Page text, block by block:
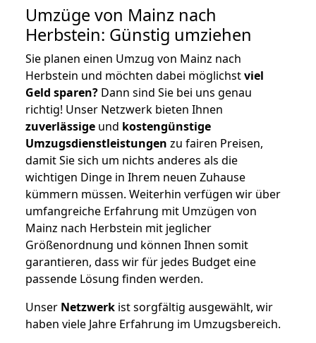
Umzüge von Mainz nach
Herbstein: Günstig umziehen
Sie planen einen Umzug von Mainz nach
Herbstein und möchten dabei möglichstviel
Geld sparen? Dann sind Sie bei uns genau
richtig! Unser Netzwerk bieten Ihnen
zuverlässige und kostengünstige
Umzugsdienstleistungen zu fairen Preisen,
damit Sie sich um nichts anderes als die
wichtigen Dinge in Ihrem neuen Zuhause
kümmern müssen. Weiterhin verfügen wir über
umfangreiche Erfahrung mit Umzügen von
Mainz nach Herbstein mit jeglicher
Größenordnung und können Ihnen somit
garantieren, dass wir für jedes Budget eine
passende Lösung finden werden.
Unser Netzwerk ist sorgfältig ausgewählt, wir
haben viele Jahre Erfahrung im Umzugsbereich.